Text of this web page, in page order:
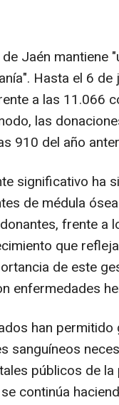
Jaén mantiene
Hasta el 6
a las 11.066
las
910 del año
significativo ha
de médula
frente a
que
de este
enfermedades
han
sanguíneos
públicos de
continúa